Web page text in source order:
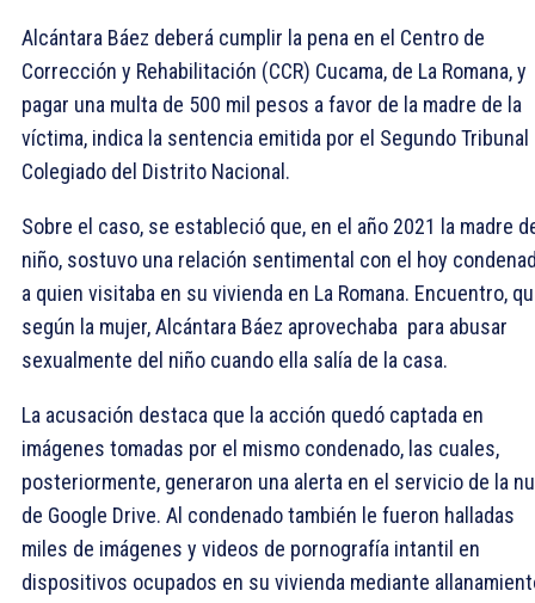
Alcántara Báez deberá cumplir la pena en el Centro de
Corrección y Rehabilitación (CCR) Cucama, de La Romana, y
pagar una multa de 500 mil pesos a favor de la madre de la
víctima, indica la sentencia emitida por el Segundo Tribunal
Colegiado del Distrito Nacional.
Sobre el caso, se estableció que, en el año 2021 la madre
niño, sostuvo una relación sentimental con el hoy
a quien visitaba en su vivienda en La Romana. Encuentro,
según la mujer, Alcántara Báez aprovechaba para abusar
sexualmente del niño cuando ella salía de la casa.
La acusación destaca que la acción quedó captada en
imágenes tomadas por el mismo condenado, las cuales,
posteriormente, generaron una alerta en el servicio de la
de Google Drive. Al condenado también le fueron halladas
miles de imágenes y videos de pornografía intantil en
dispositivos ocupados en su vivienda mediante